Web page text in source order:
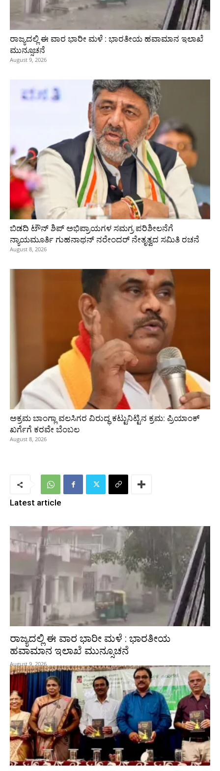
ರಾಜ್ಯದಲ್ಲಿ ಈ ವಾರ ಭಾರೀ ಮಳೆ : ಭಾರತೀಯ ಹವಾಮಾನ ಇಲಾಖೆ
ಮುನ್ಸೂಚನೆ
August 9, 2026
ಬಿಡದಿ ಟೌನ್ ಶಿಪ್ ಅಭಿಪ್ರಾಯಗಳ ಸಮಗ್ರ ಪರಿಶೀಲನೆಗೆ
ನ್ಯಾಯಮೂರ್ತಿ ಗುಹನಾಥನ್ ನರೇಂದರ್ ನೇತೃತ್ವದ ಸಮಿತಿ ರಚನೆ
August 8, 2026
ಅಕ್ರಮ ಬಾಂಗ್ಲಾ ವಲಸಿಗರ ವಿರುದ್ಧ ಕಟ್ಟುನಿಟ್ಟಿನ ಕ್ರಮ: ಪ್ರಿಯಾಂಕ್
ಖರ್ಗೆಗೆ ಕರವೇ ಬೆಂಬಲ
August 8, 2026
Latest article
ರಾಜ್ಯದಲ್ಲಿ ಈ ವಾರ ಭಾರೀ ಮಳೆ : ಭಾರತೀಯ
ಹವಾಮಾನ ಇಲಾಖೆ ಮುನ್ಸೂಚನೆ
August 9, 2026